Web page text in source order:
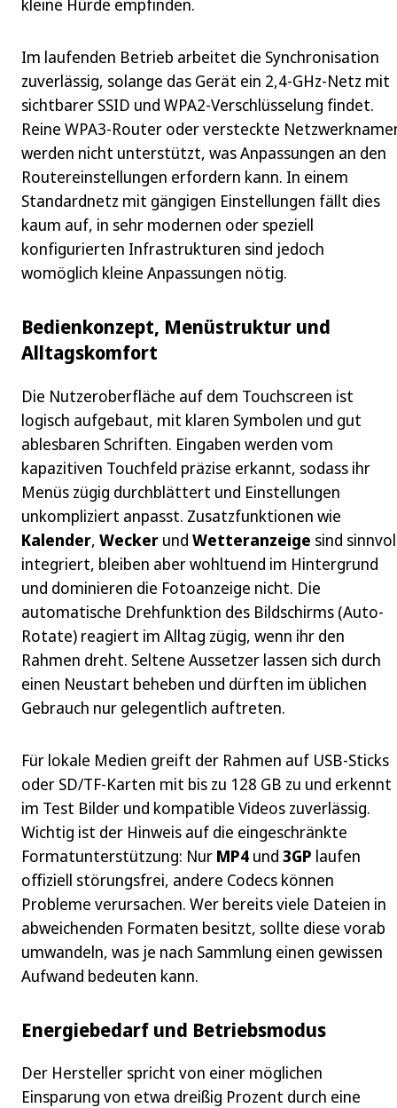
kleine Hürde empfinden.
Im laufenden Betrieb arbeitet die Synchronisation
zuverlässig, solange das Gerät ein 2,4‑GHz-Netz mit
sichtbarer SSID und WPA2-Verschlüsselung findet.
Reine WPA3-Router oder versteckte
werden nicht unterstützt, was Anpassungen an den
Routereinstellungen erfordern kann. In einem
Standardnetz mit gängigen Einstellungen fällt dies
kaum auf, in sehr modernen oder speziell
konfigurierten Infrastrukturen sind jedoch
womöglich kleine Anpassungen nötig.
Bedienkonzept, Menüstruktur und
Alltagskomfort
Die Nutzeroberfläche auf dem Touchscreen ist
logisch aufgebaut, mit klaren Symbolen und gut
ablesbaren Schriften. Eingaben werden vom
kapazitiven Touchfeld präzise erkannt, sodass ihr
Menüs zügig durchblättert und Einstellungen
unkompliziert anpasst. Zusatzfunktionen wie
Kalender, Wecker und Wetteranzeige sind
integriert, bleiben aber wohltuend im Hintergrund
und dominieren die Fotoanzeige nicht. Die
automatische Drehfunktion des Bildschirms (Auto-
Rotate) reagiert im Alltag zügig, wenn ihr den
Rahmen dreht. Seltene Aussetzer lassen sich durch
einen Neustart beheben und dürften im üblichen
Gebrauch nur gelegentlich auftreten.
Für lokale Medien greift der Rahmen auf USB-Sticks
oder SD/TF-Karten mit bis zu 128 GB zu und erkennt
im Test Bilder und kompatible Videos zuverlässig.
Wichtig ist der Hinweis auf die eingeschränkte
Formatunterstützung: Nur MP4 und 3GP laufen
offiziell störungsfrei, andere Codecs können
Probleme verursachen. Wer bereits viele Dateien in
abweichenden Formaten besitzt, sollte diese vorab
umwandeln, was je nach Sammlung einen gewissen
Aufwand bedeuten kann.
Energiebedarf und Betriebsmodus
Der Hersteller spricht von einer möglichen
Einsparung von etwa dreißig Prozent durch eine